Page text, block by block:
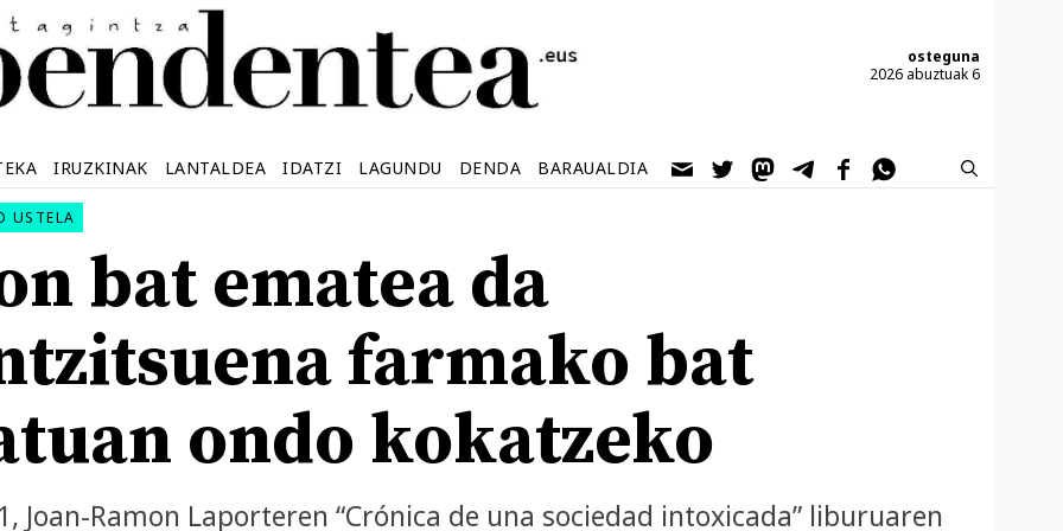
osteguna
2026 abuztuak 6
IRUZKINAK LANTALDEA IDATZI LAGUNDU DENDA BARAUALDIA
USTELA
bat ematea da
farmako bat
ondo kokatzeko
Joan-Ramon Laporteren “Crónica de una sociedad intoxicada” liburuaren